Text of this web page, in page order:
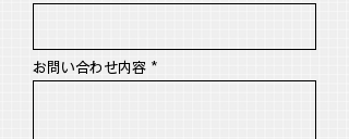
お問い合わせ内容